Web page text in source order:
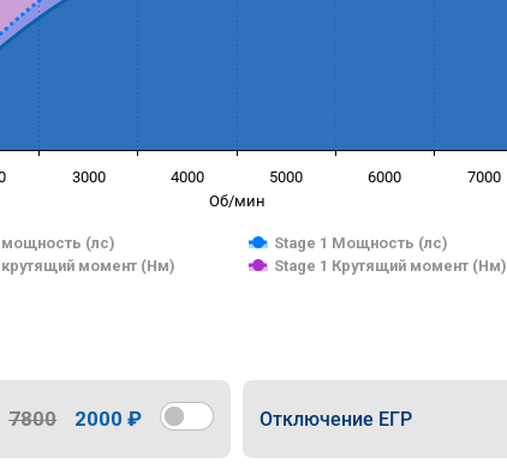
Об/мин
(лс)
Stage 1 Мощность (лс)
момент (Нм)
Stage 1 Крутящий момент (Нм)
3000 4000 5000 6000 7000
7800 2000 ₽ Отключение ЕГР